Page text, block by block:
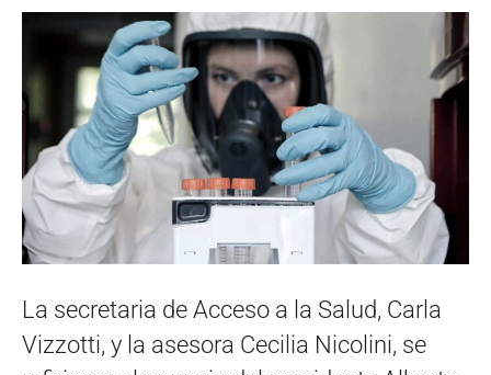
La secretaria de Acceso a la Salud, Carla
Vizzotti, y la asesora Cecilia Nicolini, se